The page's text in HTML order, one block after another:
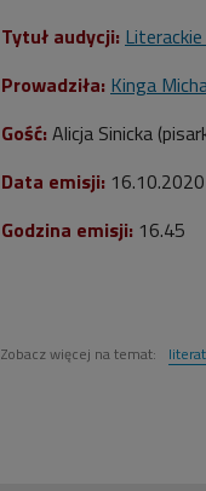
Tytuł audycji:
Prowadziła: Kinga
Gość: Alicja Sinicka
Data emisji: 16.10.2020
Godzina emisji: 16.45
Zobacz więcej na temat: